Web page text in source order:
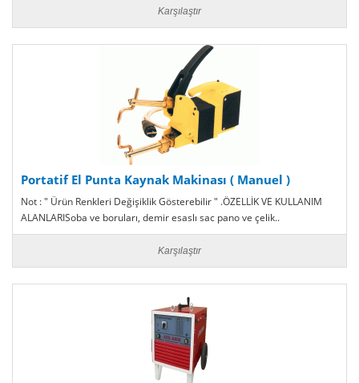
Karşılaştır
Portatif El Punta Kaynak Makinası ( Manuel )
Not : " Ürün Renkleri Değişiklik Gösterebilir " .ÖZELLİK VE KULLANIM
ALANLARISoba ve boruları, demir esaslı sac pano ve çelik..
Karşılaştır